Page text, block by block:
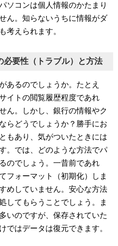
ソコンは個人情報のかたまり
ん。知らないうちに情報がダ
考えられます。
必要性（トラブル）と方法
あるのでしょうか。たとえ
イトの閲覧履歴程度であれ
ん。しかし、銀行の情報やク
らどうでしょうか？勝手にお
もあり、気がついたときには
。では、どのような方法でパ
のでしょう。一昔前であれ
フォーマット（初期化）しま
めしていません。安心な方法
してもらうことでしょう。ま
いのですが、保存されていた
ではデータは復元できます。